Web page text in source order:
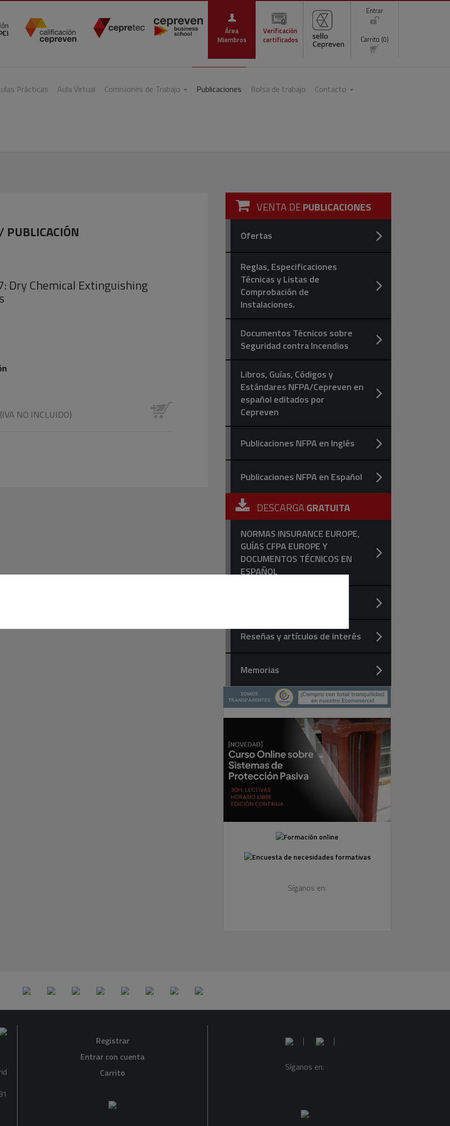
Área
Miembros
Verificación
certificados
Entrar
Carrito (0)
Prácticas Aula Virtual Comisiones de Trabajo Publicaciones Bolsa de trabajo Contacto
/ PUBLICACIÓN
Dry Chemical Extinguishing
(IVA NO INCLUIDO)
VENTA DEPUBLICACIONES
Ofertas
Reglas, Especificaciones
Técnicas y Listas de
Comprobación de
Instalaciones.
Documentos Técnicos sobre
Seguridad contra Incendios
Libros, Guías, Códigos y
Estándares NFPA/Cepreven en
español editados por
Cepreven
Publicaciones NFPA en Inglés
Publicaciones NFPA en Español
DESCARGAGRATUITA
NORMAS INSURANCE EUROPE,
GUÍAS CFPA EUROPE Y
DOCUMENTOS TÉCNICOS EN
ESPAÑOL
Reseñas y artículos de interés
Memorias
Síganos en:
Registrar
Entrar con cuenta
Carrito
Síganos en: